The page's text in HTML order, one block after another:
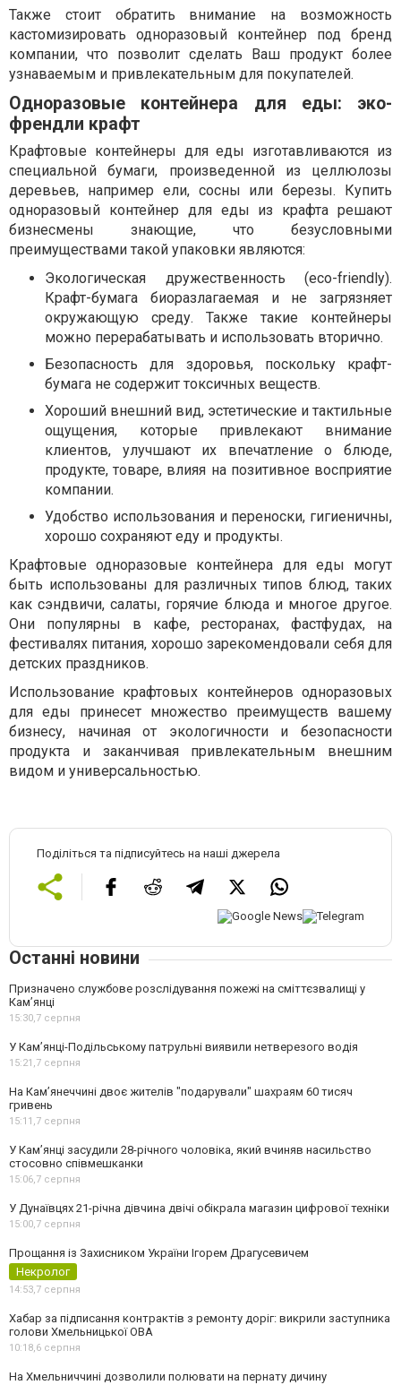
Также стоит обратить внимание на возможность
кастомизировать одноразовый контейнер под бренд
компании, что позволит сделать Ваш продукт более
узнаваемым и привлекательным для покупателей.
Одноразовые контейнера для еды: эко-
френдли крафт
Крафтовые контейнеры для еды изготавливаются из
специальной бумаги, произведенной из целлюлозы
деревьев, например ели, сосны или березы. Купить
одноразовый контейнер для еды из крафта решают
бизнесмены знающие, что безусловными
преимуществами такой упаковки являются:
Экологическая дружественность (eco-friendly).
Крафт-бумага биоразлагаемая и не загрязняет
окружающую среду. Также такие контейнеры
можно перерабатывать и использовать вторично.
Безопасность для здоровья, поскольку крафт-
бумага не содержит токсичных веществ.
Хороший внешний вид, эстетические и тактильные
ощущения, которые привлекают внимание
клиентов, улучшают их впечатление о блюде,
продукте, товаре, влияя на позитивное восприятие
компании.
Удобство использования и переноски, гигиеничны,
хорошо сохраняют еду и продукты.
Крафтовые одноразовые контейнера для еды могут
быть использованы для различных типов блюд, таких
как сэндвичи, салаты, горячие блюда и многое другое.
Они популярны в кафе, ресторанах, фастфудах, на
фестивалях питания, хорошо зарекомендовали себя для
детских праздников.
Использование крафтовых контейнеров одноразовых
для еды принесет множество преимуществ вашему
бизнесу, начиная от экологичности и безопасности
продукта и заканчивая привлекательным внешним
видом и универсальностью.
Поділіться та підписуйтесь на наші джерела
Останні новини
Призначено службове розслідування пожежі на сміттєзвалищі у
Кам’янці
15:30,7 серпня
У Кам’янці-Подільському патрульні виявили нетверезого водія
15:21,7 серпня
На Камʼянеччині двоє жителів "подарували" шахраям 60 тисяч
гривень
15:11,7 серпня
У Камʼянці засудили 28-річного чоловіка, який вчиняв насильство
стосовно співмешканки
15:06,7 серпня
У Дунаївцях 21-річна дівчина двічі обікрала магазин цифрової техніки
15:00,7 серпня
Прощання із Захисником України Ігорем Драгусевичем
Некролог
14:53,7 серпня
Хабар за підписання контрактів з ремонту доріг: викрили заступника
голови Хмельницької ОВА
10:18,6 серпня
На Хмельниччині дозволили полювати на пернату дичину